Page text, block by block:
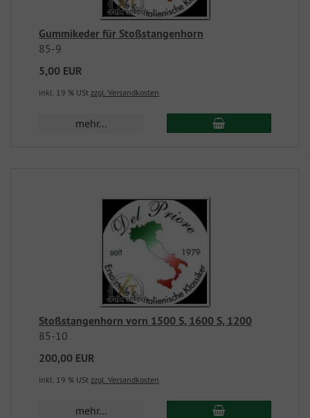
Gummikeder für Stoßstangenhorn
85-9
5,00 EUR
inkl. 19 % USt zzgl. Versandkosten
mehr...
Stoßstangenhorn vorn 1500 S, 1600 S, 1200
85-10
200,00 EUR
inkl. 19 % USt zzgl. Versandkosten
mehr...